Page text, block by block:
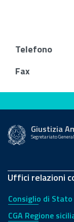
Telefono
Fax
Valuta
Giustizia
Segretariato
Uffici relazioni
Consiglio di Stato
CGA Regione